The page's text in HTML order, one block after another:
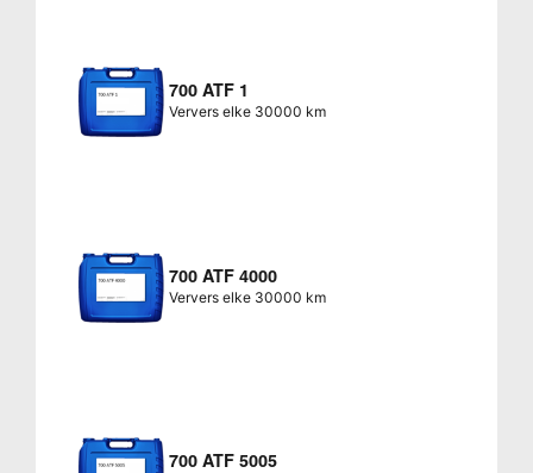
700 ATF 1
Ververs elke 30000 km
700 ATF 4000
Ververs elke 30000 km
700 ATF 5005